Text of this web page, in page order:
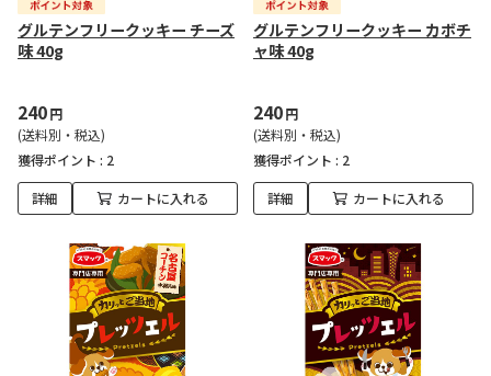
グルテンフリークッキー チーズ
味 40g
240円
(送料別・税込)
獲得ポイント : 2
詳細 カートに入れる
グルテンフリークッキー カボチ
ャ味 40g
240円
(送料別・税込)
獲得ポイント : 2
詳細 カートに入れる